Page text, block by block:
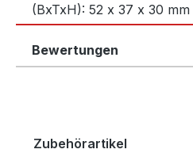
(BxTxH): 52 x 37 x 30
Bewertungen
Produktgalerie
Zubehörartikel